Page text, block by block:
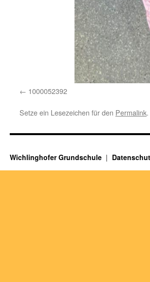
1000052392
Setze ein Lesezeichen für den Permalink.
Wichlinghofer Grundschule